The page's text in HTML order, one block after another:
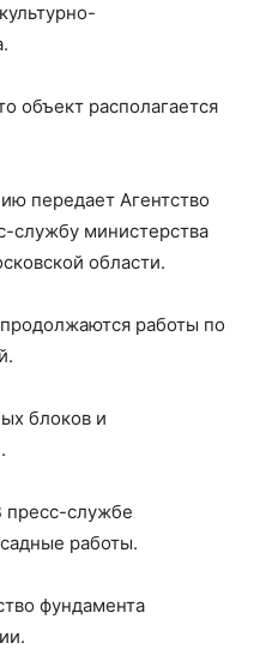
объект располагается
передает Агентство
службу министерства
области.
работы по
блоков и
пресс-службе
работы.
фундамента